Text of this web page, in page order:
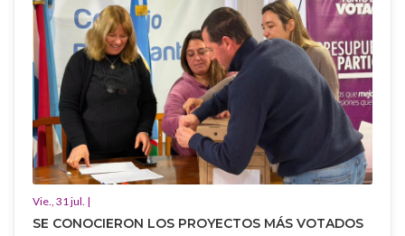
Vie., 31 jul. |
SE CONOCIERON LOS PROYECTOS MÁS VOTADOS